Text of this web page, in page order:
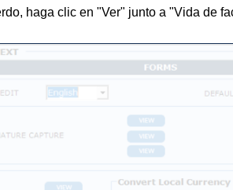
haga clic en "Ver" junto a "Vida de